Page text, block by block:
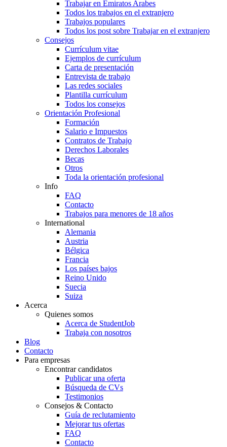
Trabajar en Emiratos Arabes
Todos los trabajos en el extranjero
Trabajos populares
Todos los post sobre Trabajar en el extranjero
Consejos
Currículum vitae
Ejemplos de currículum
Carta de presentación
Entrevista de trabajo
Las redes sociales
Plantilla currículum
Todos los consejos
Orientación Profesional
Formación
Salario e Impuestos
Contratos de Trabajo
Derechos Laborales
Becas
Otros
Toda la orientación profesional
Info
FAQ
Contacto
Trabajos para menores de 18 años
International
Alemania
Austria
Bélgica
Francia
Los países bajos
Reino Unido
Suecia
Suiza
Acerca
Quienes somos
Acerca de StudentJob
Trabaja con nosotros
Blog
Contacto
Para empresas
Encontrar candidatos
Publicar una oferta
Búsqueda de CVs
Testimonios
Consejos & Contacto
Guía de reclutamiento
Mejorar tus ofertas
FAQ
Contacto